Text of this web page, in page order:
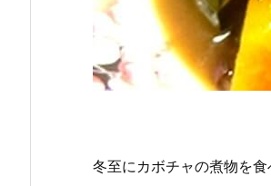
冬至にカボチャの煮物を食